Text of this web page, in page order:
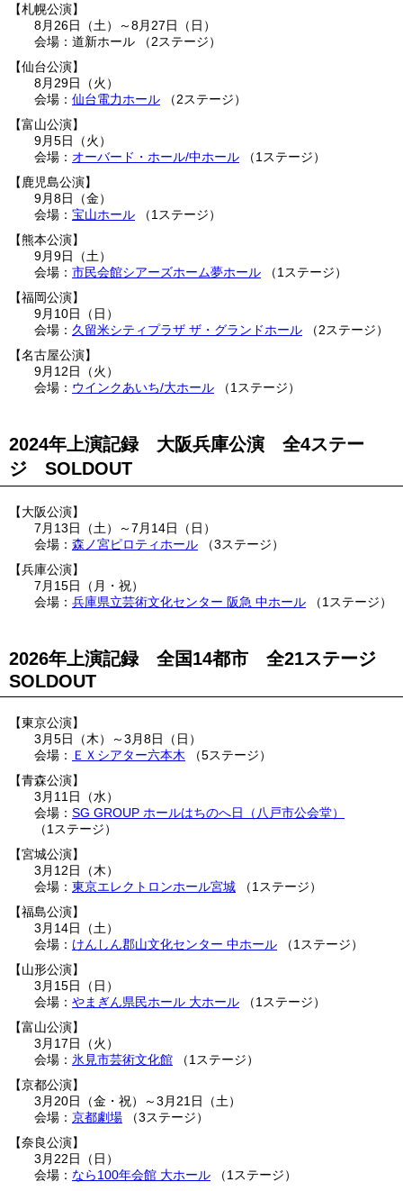
札幌公演
8月26日（土）
～8月27日（日）
道新ホール
2ステージ
仙台公演
8月29日（火）
仙台電力ホール
2ステージ
富山公演
9月5日（火）
オーバード・ホール/中ホール
1ステージ
鹿児島公演
9月8日（金）
宝山ホール
1ステージ
熊本公演
9月9日（土）
市民会館シアーズホーム夢ホール
1ステージ
福岡公演
9月10日（日）
久留米シティプラザ ザ・グランドホール
2ステージ
名古屋公演
9月12日（火）
ウインクあいち/大ホール
1ステージ
2024年上演記録 大阪兵庫公演 全4ステー
ジ SOLDOUT
大阪公演
7月13日（土）
～7月14日（日）
森ノ宮ピロティホール
3ステージ
兵庫公演
7月15日（月・祝）
兵庫県立芸術文化センター 阪急 中ホール
1ステージ
2026年上演記録 全国14都市 全21ステージ
SOLDOUT
東京公演
3月5日（木）
～3月8日（日）
ＥＸシアター六本木
5ステージ
青森公演
3月11日（水）
SG GROUP ホールはちのへ日（八戸市公会堂）
1ステージ
宮城公演
3月12日（木）
東京エレクトロンホール宮城
1ステージ
福島公演
3月14日（土）
けんしん郡山文化センター 中ホール
1ステージ
山形公演
3月15日（日）
やまぎん県民ホール 大ホール
1ステージ
富山公演
3月17日（火）
氷見市芸術文化館
1ステージ
京都公演
3月20日（金・祝）
～3月21日（土）
京都劇場
3ステージ
奈良公演
3月22日（日）
なら100年会館 大ホール
1ステージ